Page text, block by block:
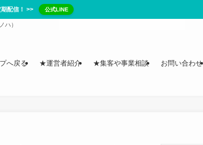
配信！ >> 公式LINE
ハ）
へ戻る ★運営者紹介 ★集客や事業相談 お問い合わせ